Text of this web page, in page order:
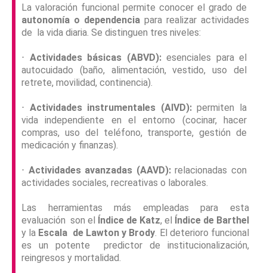
La valoración funcional permite conocer el grado de
autonomía o dependencia para realizar actividades
de la vida diaria. Se distinguen tres niveles:
⋅ Actividades básicas (ABVD): esenciales para el
autocuidado (baño, alimentación, vestido, uso del
retrete, movilidad, continencia).
⋅ Actividades instrumentales (AIVD):permiten la
vida independiente en el entorno (cocinar, hacer
compras, uso del teléfono, transporte, gestión de
medicación y finanzas).
⋅ Actividades avanzadas (AAVD):relacionadas con
actividades sociales, recreativas o laborales.
Las herramientas más empleadas para esta
evaluación son el Índice de Katz, el Índice de Barthel
y la Escala de Lawton y Brody. El deterioro funcional
es un potente predictor de institucionalización,
reingresos y mortalidad.